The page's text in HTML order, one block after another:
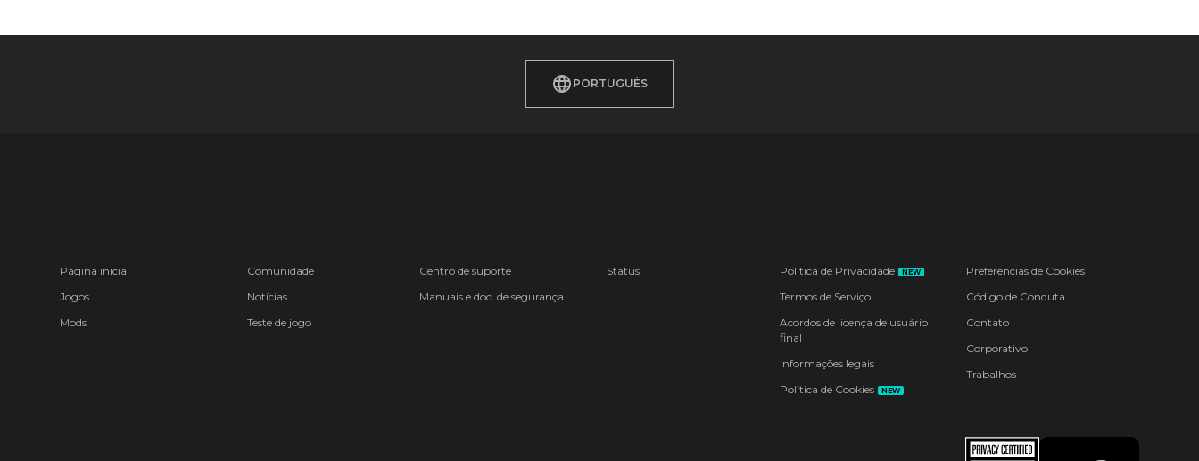
PORTUGUÊS
Página inicial
Jogos
Mods
Comunidade
Notícias
Teste de jogo
Centro de suporte
Manuais e doc. de segurança
Status Política de Privacidade NEW
Termos de Serviço
Acordos de licença de usuário
final
Informações legais
Política de Cookies
NEW
Preferências de Cookies
Código de Conduta
Contato
Corporativo
Trabalhos